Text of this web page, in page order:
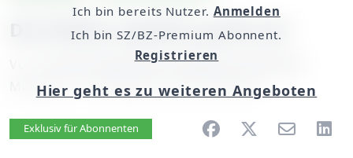
Die Küken spielen groß auf
unserem Mitarbeiter Manfred Schneider
Montag, 17. November 2014, 00:00 Uhr
Artikel vorlesen
Exklusiv für Abonnenten
Ich bin bereits Nutzer. Anmelden
Ich bin SZ/BZ-Premium Abonnent.
Registrieren
Hier geht es zu weiteren Angeboten